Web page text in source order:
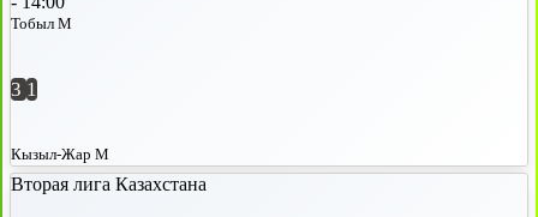
Тобыл М
3 1
Кызыл-Жар М
Вторая лига Казахстана